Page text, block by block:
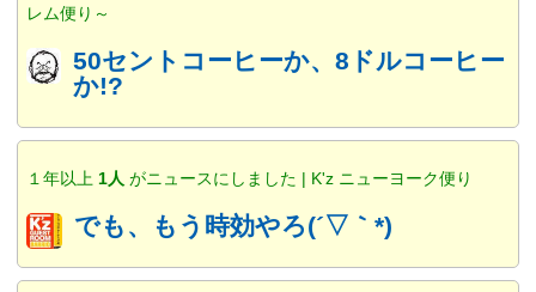
レム便り～
50セントコーヒーか、8ドルコーヒー
か!?
１年以上 1人 がニュースにしました | K'z ニューヨーク便り
でも、もう時効やろ(´▽｀*)